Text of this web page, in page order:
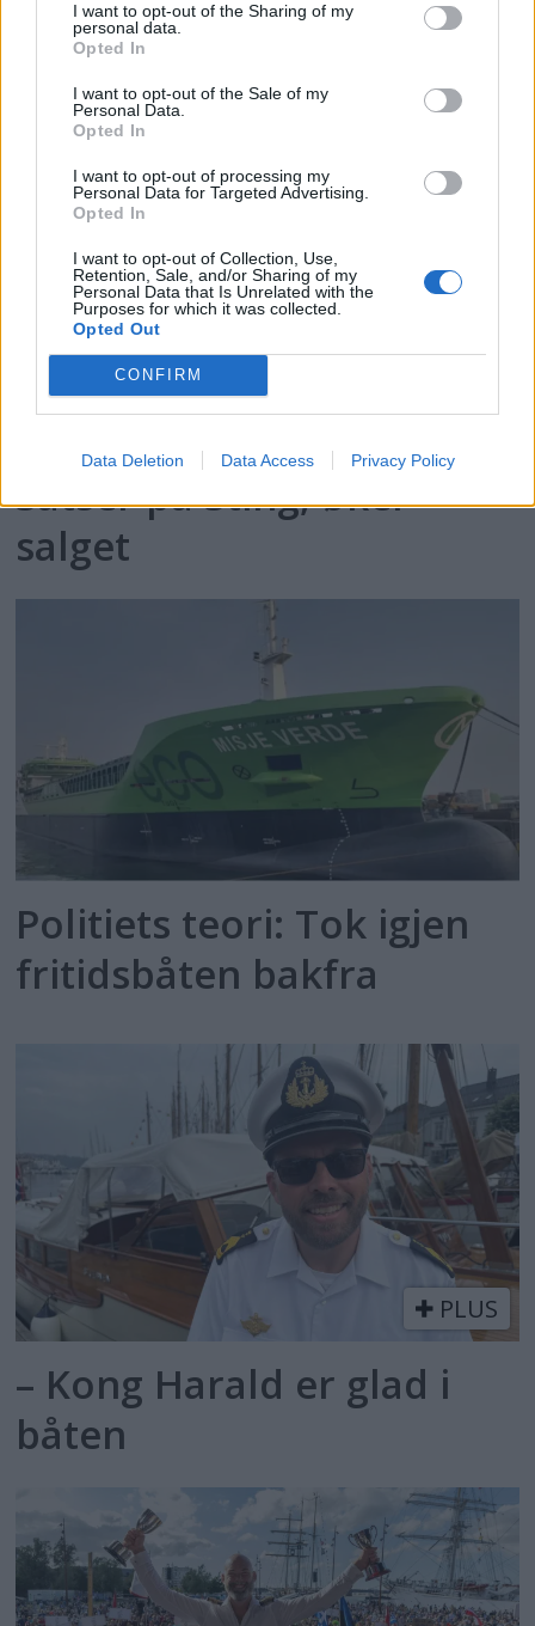
I want to opt-out of the Sharing of my
personal data.
Opted In
I want to opt-out of the Sale of my
Personal Data.
Opted In
I want to opt-out of processing my
Personal Data for Targeted Advertising.
Opted In
I want to opt-out of Collection, Use,
Retention, Sale, and/or Sharing of my
Personal Data that Is Unrelated with the
Purposes for which it was collected.
Opted Out
CONFIRM
Data Deletion Data Access Privacy Policy
PLUS
Motorbåtdefilering i Risør
PLUS
Satser på Sting, øker
salget
Politiets teori: Tok igjen
fritidsbåten bakfra
PLUS
– Kong Harald er glad i
båten